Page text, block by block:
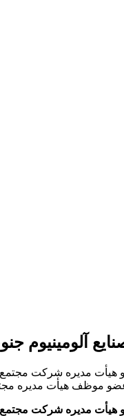
هیأت مدیره شرکت
موظف هیأت مدیره
هیأت مدیره شرکت